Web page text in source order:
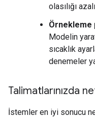
olasılığı
Örnekleme
Modelin
sıcaklık
denemeler
Talimatlarınızda
İstemler en iyi sonucu